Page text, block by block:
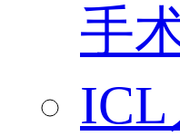
手
ICL